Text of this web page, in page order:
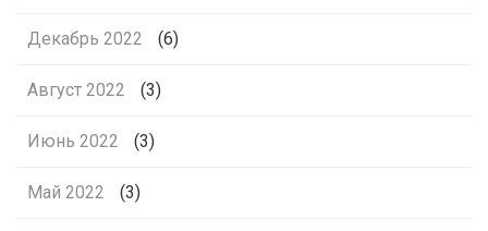
Декабрь 2022 (6)
Август 2022 (3)
Июнь 2022 (3)
Май 2022 (3)